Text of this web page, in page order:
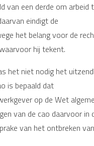
van een derde om arbeid
eindigt de
het belang voor de
hij tekent.
het niet nodig het
is bepaald dat
op de Wet
van de cao daarvoor in
van het ontbreken van